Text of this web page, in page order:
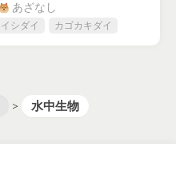
あざなし
イシダイ カゴカキダイ
> 水中生物